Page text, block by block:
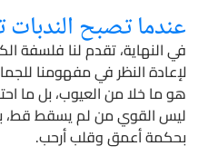
عندما تصبح الندبات
في النهاية، تقدم لنا فلسفة
لإعادة النظر في مفهومنا
هو ما خلا من العيوب، بل ما
ليس القوي من لم يسقط
بحكمة أعمق وقلب أرحب.